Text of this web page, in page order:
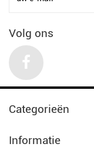
Volg ons
Categorieën
Informatie